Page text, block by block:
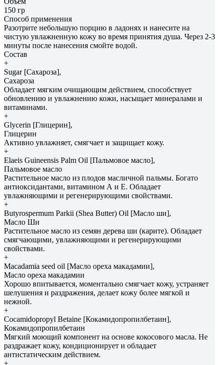
150 гр
Способ применения
Разотрите небольшую порцию в ладонях и нанесите на
чистую увлажненную кожу во время принятия душа. Через 2-3
минуты после нанесения смойте водой.
Состав
+
Sugar [Сахароза],
Сахароза
Обладает мягким очищающим действием, способствует
обновлению и увлажнению кожи, насыщает минералами и
витаминами.
+
Glycerin [Глицерин],
Глицерин
Активно увлажняет, смягчает и защищает кожу.
+
Elaeis Guineensis Palm Oil [Пальмовое масло],
Пальмовое масло
Растительное масло из плодов масличной пальмы. Богато
антиоксидантами, витамином А и Е. Обладает
увлажняющими и регенерирующими свойствами.
+
Butyrospermum Parkii (Shea Butter) Oil [Масло ши],
Масло Ши
Растительное масло из семян дерева ши (карите). Обладает
смягчающими, увлажняющими и регенерирующими
свойствами.
+
Macadamia seed oil [Масло ореха макадамии],
Масло ореха макадамии
Хорошо впитывается, моментально смягчает кожу, устраняет
шелушения и раздражения, делает кожу более мягкой и
нежной.
+
Cocamidopropyl Betaine [Кокамидопропилбетаин],
Кокамидопропилбетаин
Мягкий моющий компонент на основе кокосового масла. Не
раздражает кожу, кондиционирует и обладает
антистатическим действием.
+